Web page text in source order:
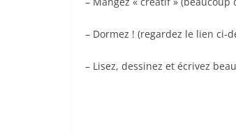
– Dormez ! (regardez le lien ci-
– Lisez, dessinez et écrivez